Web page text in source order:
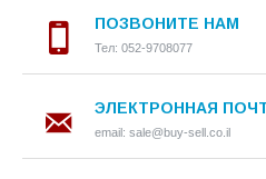
ПОЗВОНИТЕ НАМ
Тел: 052-9708077
ЭЛЕКТРОННАЯ
email: sale@buy-sell.co.il